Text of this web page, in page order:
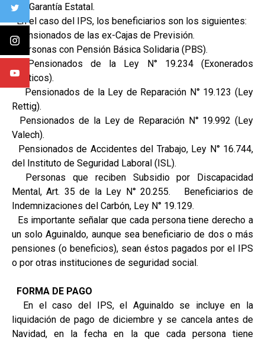
con Garantía Estatal.
En el caso del IPS, los beneficiarios son los siguientes:
Pensionados de las ex-Cajas de Previsión.
Personas con Pensión Básica Solidaria (PBS).
Pensionados de la Ley N° 19.234 (Exonerados
Políticos).
Pensionados de la Ley de Reparación N° 19.123 (Ley
Rettig).
Pensionados de la Ley de Reparación N° 19.992 (Ley
Valech).
Pensionados de Accidentes del Trabajo, Ley N° 16.744,
del Instituto de Seguridad Laboral (ISL).
Personas que reciben Subsidio por Discapacidad
Mental, Art. 35 de la Ley N° 20.255. Beneficiarios de
Indemnizaciones del Carbón, Ley N° 19.129.
Es importante señalar que cada persona tiene derecho a
un solo Aguinaldo, aunque sea beneficiario de dos o más
pensiones (o beneficios), sean éstos pagados por el IPS
o por otras instituciones de seguridad social.
FORMA DE PAGO
En el caso del IPS, el Aguinaldo se incluye en la
liquidación de pago de diciembre y se cancela antes de
Navidad, en la fecha en la que cada persona tiene